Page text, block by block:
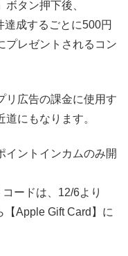
タン押下後、
成するごとに500円
プレゼントされるコン
リ広告の課金に使用す
にもなります。
ントインカムのみ開
ードは、12/6より
【Apple Gift Card】に